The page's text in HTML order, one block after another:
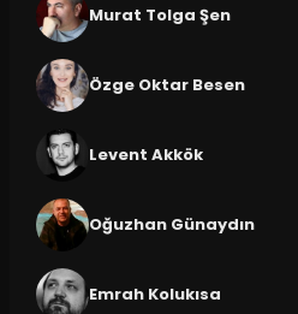
Murat Tolga Şen
Özge Oktar Besen
Levent Akkök
Oğuzhan Günaydın
Emrah Kolukısa